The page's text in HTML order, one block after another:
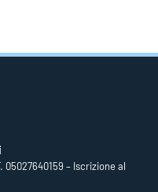
05027640159 – Iscrizione al